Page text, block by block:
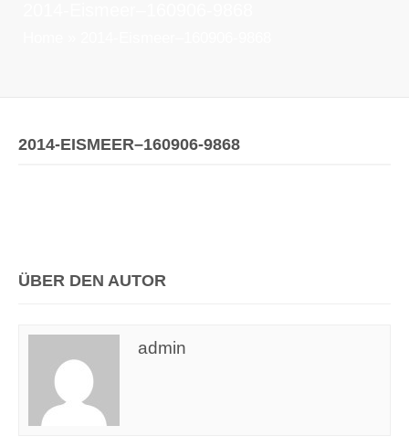
2014-EISMEER–160906-9868
ÜBER DEN AUTOR
admin